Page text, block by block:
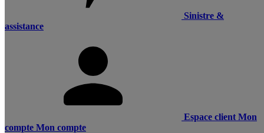
Sinistre &
assistance
Espace client Mon
compte Mon compte